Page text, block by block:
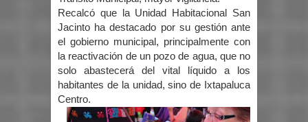
Recalcó que la Unidad Habitacional San
Jacinto ha destacado por su gestión ante
el gobierno municipal, principalmente con
la reactivación de un pozo de agua, que no
solo abastecerá del vital líquido a los
habitantes de la unidad, sino de Ixtapaluca
Centro.